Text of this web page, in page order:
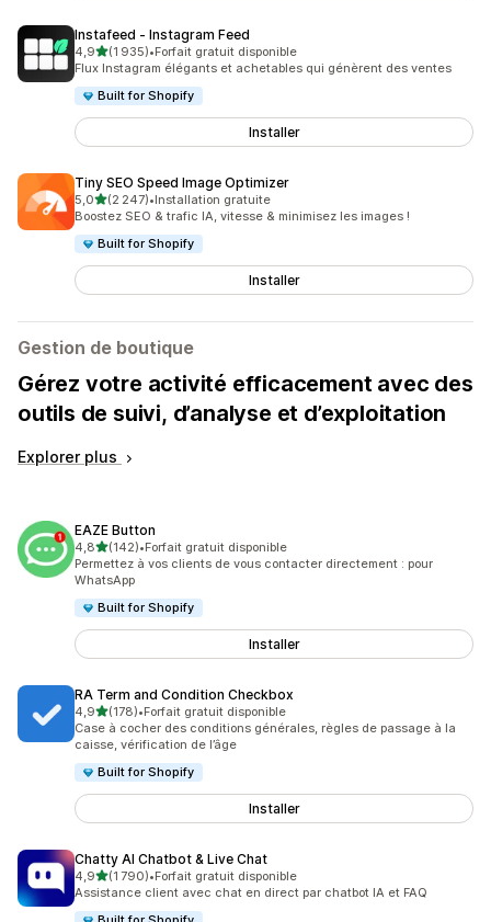
Instafeed ‑ Instagram Feed
4,9étoile(s) sur 5
(1 935)
1935 avis au total
•Forfait gratuit disponible
Flux Instagram élégants et achetables qui génèrent des ventes
Built for Shopify
Installer
Tiny SEO Speed Image Optimizer
5,0étoile(s) sur 5
(2 247)
2247 avis au total
•Installation gratuite
Boostez SEO & trafic IA, vitesse & minimisez les images !
Built for Shopify
Installer
Gestion de boutique
Gérez votre activité efficacement avec des
outils de suivi, d’analyse et d’exploitation
Explorer plus
EAZE Button
4,8étoile(s) sur 5
(142)
142 avis au total
•Forfait gratuit disponible
Permettez à vos clients de vous contacter directement : pour
WhatsApp
Built for Shopify
Installer
RA Term and Condition Checkbox
4,9étoile(s) sur 5
(178)
178 avis au total
•Forfait gratuit disponible
Case à cocher des conditions générales, règles de passage à la
caisse, vérification de l’âge
Built for Shopify
Installer
Chatty AI Chatbot & Live Chat
4,9étoile(s) sur 5
(1 790)
1790 avis au total
•Forfait gratuit disponible
Assistance client avec chat en direct par chatbot IA et FAQ